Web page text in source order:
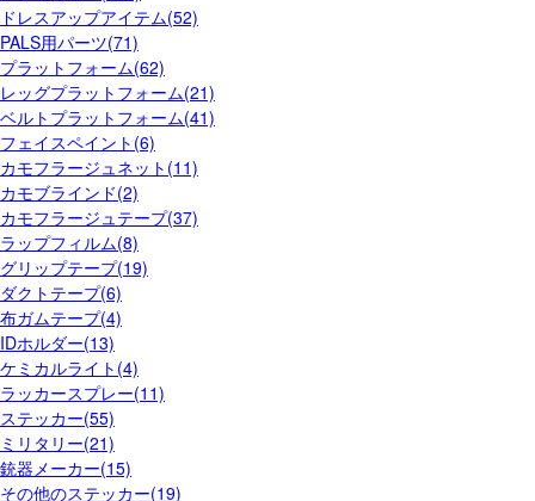
ドレスアップアイテム(52)
PALS用パーツ(71)
プラットフォーム(62)
レッグプラットフォーム(21)
ベルトプラットフォーム(41)
フェイスペイント(6)
カモフラージュネット(11)
カモブラインド(2)
カモフラージュテープ(37)
ラップフィルム(8)
グリップテープ(19)
ダクトテープ(6)
布ガムテープ(4)
IDホルダー(13)
ケミカルライト(4)
ラッカースプレー(11)
ステッカー(55)
ミリタリー(21)
銃器メーカー(15)
その他のステッカー(19)